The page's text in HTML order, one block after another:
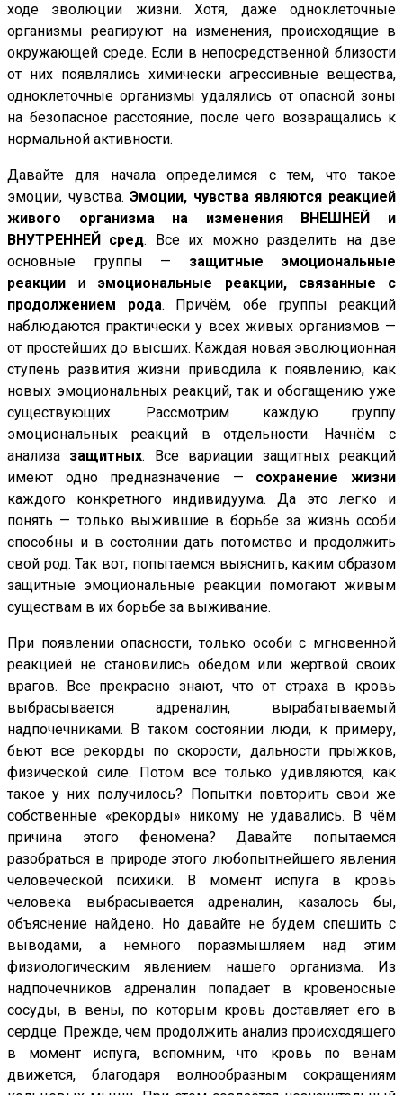
ходе эволюции жизни. Хотя, даже одноклеточные
организмы реагируют на изменения, происходящие в
окружающей среде. Если в непосредственной близости
от них появлялись химически агрессивные вещества,
одноклеточные организмы удалялись от опасной зоны
на безопасное расстояние, после чего возвращались к
нормальной активности.
Давайте для начала определимся с тем, что такое
эмоции, чувства.Эмоции, чувства являются реакцией
живого организма на изменения ВНЕШНЕЙ и
ВНУТРЕННЕЙ сред. Все их можно разделить на две
основные группы — защитные эмоциональные
реакции и эмоциональные реакции, связанные с
продолжением рода. Причём, обе группы реакций
наблюдаются практически у всех живых организмов —
от простейших до высших. Каждая новая эволюционная
ступень развития жизни приводила к появлению, как
новых эмоциональных реакций, так и обогащению уже
существующих. Рассмотрим каждую группу
эмоциональных реакций в отдельности. Начнём с
анализа защитных. Все вариации защитных реакций
имеют одно предназначение — сохранение жизни
каждого конкретного индивидуума. Да это легко и
понять — только выжившие в борьбе за жизнь особи
способны и в состоянии дать потомство и продолжить
свой род. Так вот, попытаемся выяснить, каким образом
защитные эмоциональные реакции помогают живым
существам в их борьбе за выживание.
При появлении опасности, только особи с мгновенной
реакцией не становились обедом или жертвой своих
врагов. Все прекрасно знают, что от страха в кровь
выбрасывается адреналин, вырабатываемый
надпочечниками. В таком состоянии люди, к примеру,
бьют все рекорды по скорости, дальности прыжков,
физической силе. Потом все только удивляются, как
такое у них получилось? Попытки повторить свои же
собственные «рекорды» никому не удавались. В чём
причина этого феномена? Давайте попытаемся
разобраться в природе этого любопытнейшего явления
человеческой психики. В момент испуга в кровь
человека выбрасывается адреналин, казалось бы,
объяснение найдено. Но давайте не будем спешить с
выводами, а немного поразмышляем над этим
физиологическим явлением нашего организма. Из
надпочечников адреналин попадает в кровеносные
сосуды, в вены, по которым кровь доставляет его в
сердце. Прежде, чем продолжить анализ происходящего
в момент испуга, вспомним, что кровь по венам
движется, благодаря волнообразным сокращениям